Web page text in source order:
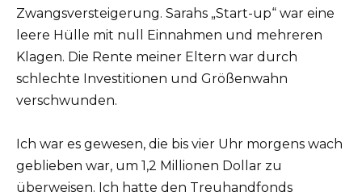
Zwangsversteigerung. Sarahs „Start-up“ war eine
leere Hülle mit null Einnahmen und mehreren
Klagen. Die Rente meiner Eltern war durch
schlechte Investitionen und Größenwahn
verschwunden.
Ich war es gewesen, die bis vier Uhr morgens wach
geblieben war, um 1,2 Millionen Dollar zu
überweisen. Ich hatte den Treuhandfonds